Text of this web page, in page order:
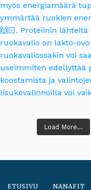
Load More...
ETUSIVU NANAFIT